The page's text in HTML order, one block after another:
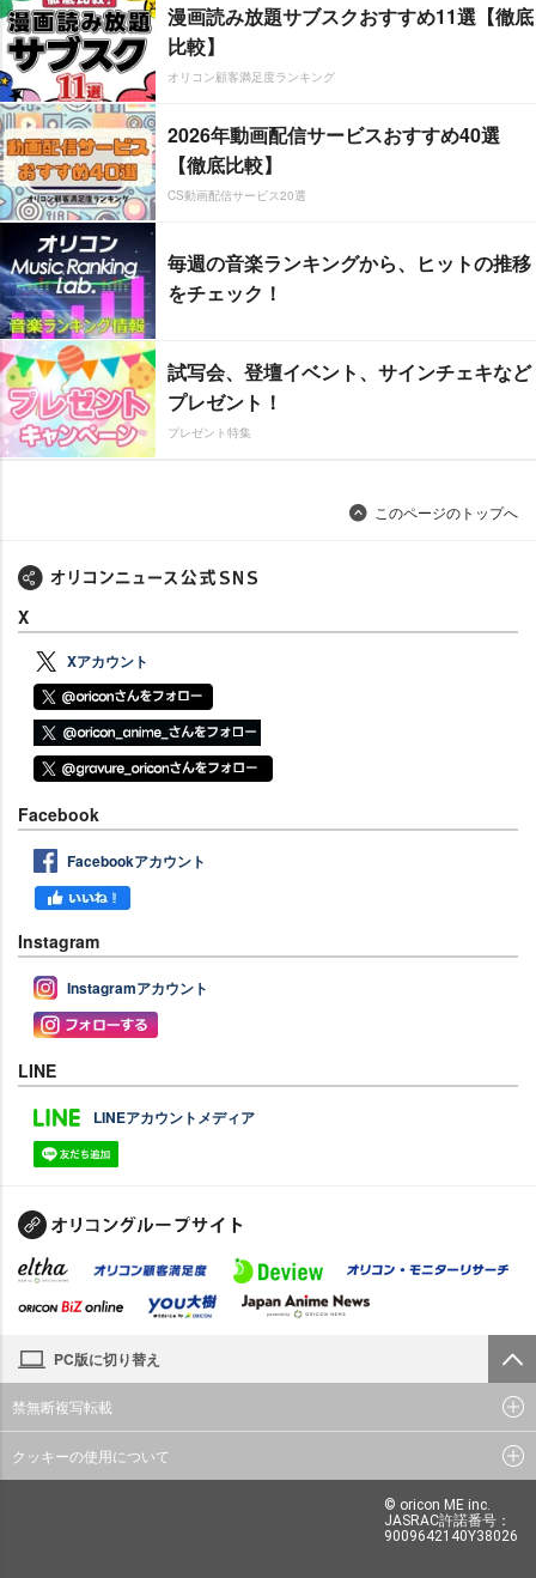
漫画読み放題サブスクおすすめ11選【徹底
比較】
オリコン顧客満足度ランキング
2026年動画配信サービスおすすめ40選
【徹底比較】
CS動画配信サービス20選
毎週の音楽ランキングから、ヒットの推移
をチェック！
試写会、登壇イベント、サインチェキなど
プレゼント！
プレゼント特集
このページのトップへ
X
Xアカウント
Facebook
Facebookアカウント
Instagram
Instagramアカウント
LINE
LINEアカウントメディア
PC版に切り替え
禁無断複写転載
クッキーの使用について
© oricon ME inc.
JASRAC許諾番号：
9009642140Y38026